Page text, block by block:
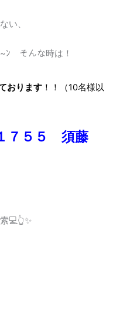
い、
~ﾝ そんな時は！
おります！！（10名様以
７５５ 須藤
💻👆✨